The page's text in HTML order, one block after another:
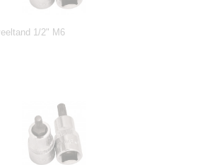
1/2" M6